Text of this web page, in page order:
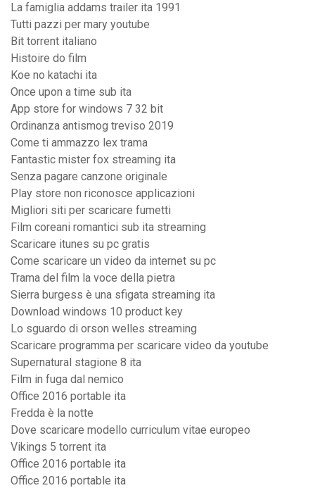
La famiglia addams trailer ita 1991
Tutti pazzi per mary youtube
Bit torrent italiano
Histoire do film
Koe no katachi ita
Once upon a time sub ita
App store for windows 7 32 bit
Ordinanza antismog treviso 2019
Come ti ammazzo lex trama
Fantastic mister fox streaming ita
Senza pagare canzone originale
Play store non riconosce applicazioni
Migliori siti per scaricare fumetti
Film coreani romantici sub ita streaming
Scaricare itunes su pc gratis
Come scaricare un video da internet su pc
Trama del film la voce della pietra
Sierra burgess è una sfigata streaming ita
Download windows 10 product key
Lo sguardo di orson welles streaming
Scaricare programma per scaricare video da youtube
Supernatural stagione 8 ita
Film in fuga dal nemico
Office 2016 portable ita
Fredda è la notte
Dove scaricare modello curriculum vitae europeo
Vikings 5 torrent ita
Office 2016 portable ita
Office 2016 portable ita